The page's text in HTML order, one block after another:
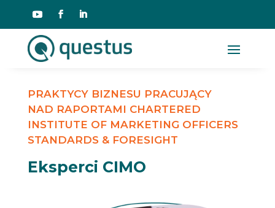
PRAKTYCY BIZNESU PRACUJĄCY
NAD RAPORTAMI CHARTERED
INSTITUTE OF MARKETING OFFICERS
STANDARDS & FORESIGHT
Eksperci CIMO